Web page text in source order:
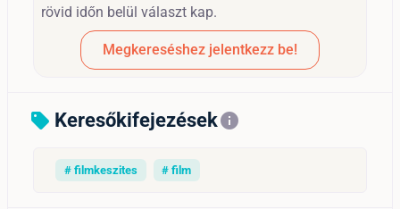
rövid időn belül választ kap.
Megkereséshez jelentkezz be!
sell Keresőkifejezésekinfo
# filmkeszites # film